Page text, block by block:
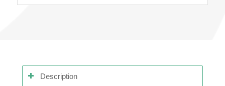
Description